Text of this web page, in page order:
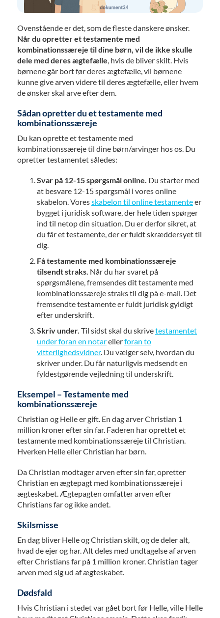
Ovenstående er det, som de fleste danskere ønsker.
Når du opretter et testamente med
kombinationssæreje til dine børn, vil de ikke skulle
dele med deres ægtefælle, hvis de bliver skilt. Hvis
børnene går bort før deres ægtefælle, vil børnene
kunne give arven videre til deres ægtefælle, eller hvem
de ønsker skal arve efter dem.
Sådan opretter du et testamente med
kombinationssæreje
Du kan oprette et testamente med
kombinationssæreje til dine børn/arvinger hos os. Du
opretter testamentet således:
Svar på 12-15 spørgsmål online. Du starter med
at besvare 12-15 spørgsmål i vores online
skabelon. Voresskabelon til online testamenteer
bygget i juridisk software, der hele tiden spørger
ind til netop din situation. Du er derfor sikret, at
du får et testamente, der er fuldt skræddersyet til
dig.
Få testamente med kombinationssæreje
tilsendt straks. Når du har svaret på
spørgsmålene, fremsendes dit testamente med
kombinationssæreje straks til dig på e-mail. Det
fremsendte testamente er fuldt juridisk gyldigt
efter underskrift.
Skriv under. Til sidst skal du skrivetestamentet
under foran en notarellerforan to
vitterlighedsvidner. Du vælger selv, hvordan du
skriver under. Du får naturligvis medsendt en
fyldestgørende vejledning til underskrift.
Eksempel – Testamente med
kombinationssæreje
Christian og Helle er gift. En dag arver Christian 1
million kroner efter sin far. Faderen har oprettet et
testamente med kombinationssæreje til Christian.
Hverken Helle eller Christian har børn.
Da Christian modtager arven efter sin far, opretter
Christian en ægtepagt med kombinationssæreje i
ægteskabet. Ægtepagten omfatter arven efter
Christians far og ikke andet.
Skilsmisse
En dag bliver Helle og Christian skilt, og de deler alt,
hvad de ejer og har. Alt deles med undtagelse af arven
efter Christians far på 1 million kroner. Christian tager
arven med sig ud af ægteskabet.
Dødsfald
Hvis Christian i stedet var gået bort før Helle, ville Helle